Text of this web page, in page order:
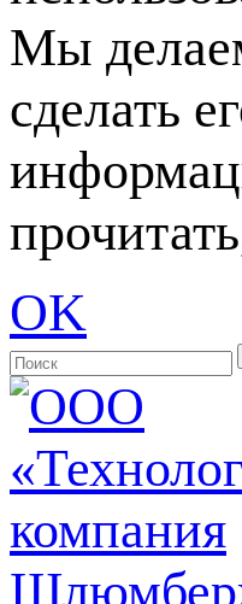
Мы
сделать
OK